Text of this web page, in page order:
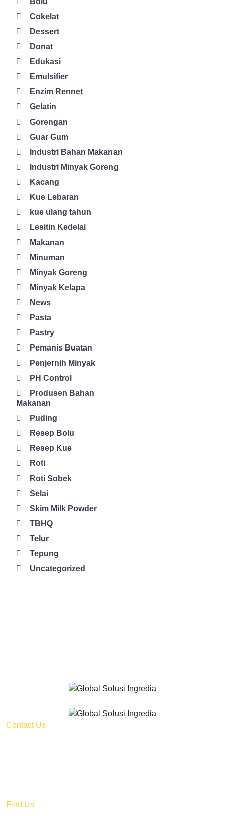
Cokelat
Dessert
Donat
Edukasi
Emulsifier
Enzim Rennet
Gelatin
Gorengan
Guar Gum
Industri Bahan Makanan
Industri Minyak Goreng
Kacang
Kue Lebaran
kue ulang tahun
Lesitin Kedelai
Makanan
Minuman
Minyak Goreng
Minyak Kelapa
News
Pasta
Pastry
Pemanis Buatan
Penjernih Minyak
PH Control
Produsen Bahan
Makanan
Puding
Resep Bolu
Resep Kue
Roti
Roti Sobek
Selai
Skim Milk Powder
TBHQ
Telur
Tepung
Uncategorized
Contact Us
Find Us